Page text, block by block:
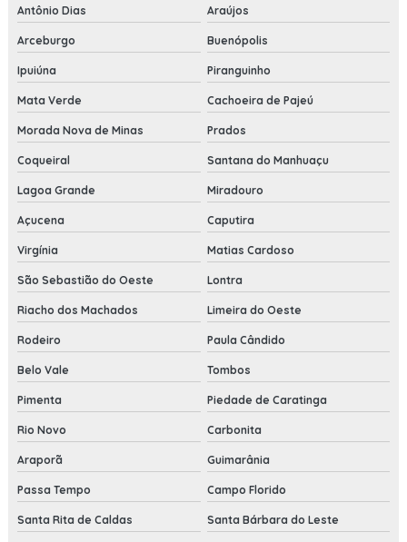
Antônio Dias Araújos
Arceburgo Buenópolis
Ipuiúna Piranguinho
Mata Verde Cachoeira de Pajeú
Morada Nova de Minas Prados
Coqueiral Santana do Manhuaçu
Lagoa Grande Miradouro
Açucena Caputira
Virgínia Matias Cardoso
São Sebastião do Oeste Lontra
Riacho dos Machados Limeira do Oeste
Rodeiro Paula Cândido
Belo Vale Tombos
Pimenta Piedade de Caratinga
Rio Novo Carbonita
Araporã Guimarânia
Passa Tempo Campo Florido
Santa Rita de Caldas Santa Bárbara do Leste